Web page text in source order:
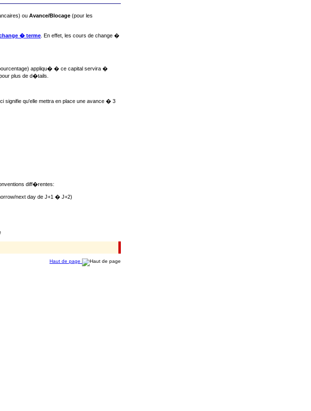
ou Avance/Blocage (pour les
� terme . En effet, les cours de change �
appliqu� � ce capital servira �
plus de d�tails.
qu'elle mettra en place une avance � 3
diff�rentes:
next day de J+1 � J+2)
Haut de page